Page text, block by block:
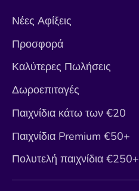
Νέες Αφίξεις
Προσφορά
Καλύτερες Πωλήσεις
Δωροεπιταγές
Παιχνίδια κάτω των €20
Παιχνίδια Premium €50+
Πολυτελή παιχνίδια €250+